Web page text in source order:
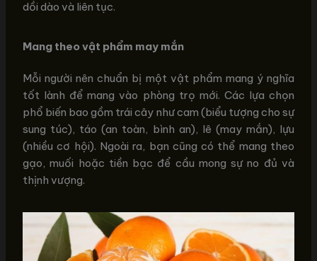
dồi dào và liên tục.
Mang theo vật phẩm may mắn
Mỗi người nên chuẩn bị một vật phẩm mang ý nghĩa
tốt lành để mang vào phòng trọ mới. Các lựa chọn
phổ biến bao gồm trái cây như cam (biểu tượng cho sự
sung túc), táo (an toàn, bình an), lê (may mắn), lựu
(nhiều cơ hội). Ngoài ra, bạn cũng có thể mang theo
gạo, muối hoặc tiền bạc để cầu mong sự no đủ và
thịnh vượng.